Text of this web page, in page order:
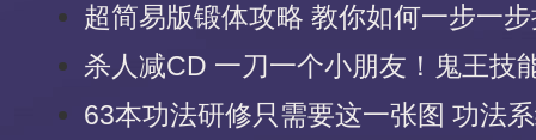
超简易版锻体攻略 教你如何一步一
杀人减CD 一刀一个小朋友！鬼王技
63本功法研修只需要这一张图 功法